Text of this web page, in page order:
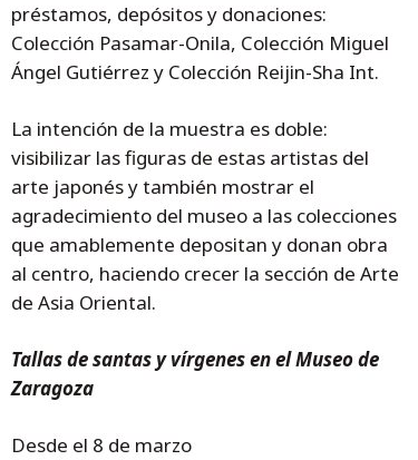
préstamos, depósitos y donaciones:
Colección Pasamar-Onila, Colección Miguel
Ángel Gutiérrez y Colección Reijin-Sha Int.
La intención de la muestra es doble:
visibilizar las figuras de estas artistas del
arte japonés y también mostrar el
agradecimiento del museo a las colecciones
que amablemente depositan y donan obra
al centro, haciendo crecer la sección de Arte
de Asia Oriental.
Tallas de santas y vírgenes en el Museo de
Zaragoza
Desde el 8 de marzo